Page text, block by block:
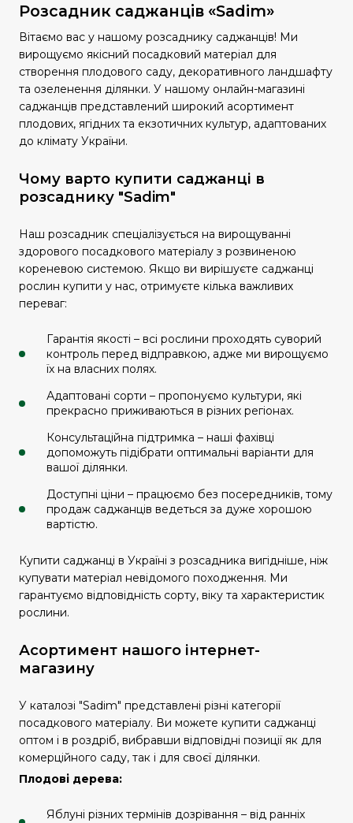
Розсадник саджанців «Sadim»
Вітаємо вас у нашому розсаднику саджанців! Ми
вирощуємо якісний посадковий матеріал для
створення плодового саду, декоративного ландшафту
та озеленення ділянки. У нашому онлайн-магазині
саджанців представлений широкий асортимент
плодових, ягідних та екзотичних культур, адаптованих
до клімату України.
Чому варто купити саджанці в
розсаднику "Sadim"
Наш розсадник спеціалізується на вирощуванні
здорового посадкового матеріалу з розвиненою
кореневою системою. Якщо ви вирішуєте саджанці
рослин купити у нас, отримуєте кілька важливих
переваг:
Гарантія якості – всі рослини проходять суворий
контроль перед відправкою, адже ми вирощуємо
їх на власних полях.
Адаптовані сорти – пропонуємо культури, які
прекрасно приживаються в різних регіонах.
Консультаційна підтримка – наші фахівці
допоможуть підібрати оптимальні варіанти для
вашої ділянки.
Доступні ціни – працюємо без посередників, тому
продаж саджанців ведеться за дуже хорошою
вартістю.
Купити саджанці в Україні з розсадника вигідніше, ніж
купувати матеріал невідомого походження. Ми
гарантуємо відповідність сорту, віку та характеристик
рослини.
Асортимент нашого інтернет-
магазину
У каталозі "Sadim" представлені різні категорії
посадкового матеріалу. Ви можете купити саджанці
оптом і в роздріб, вибравши відповідні позиції як для
комерційного саду, так і для своєї ділянки.
Плодові дерева:
Яблуні різних термінів дозрівання – від ранніх